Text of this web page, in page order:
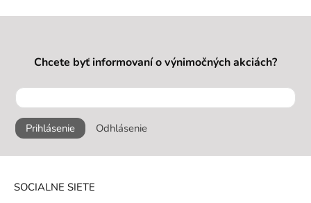
Chcete byť informovaní o výnimočných akciách?
Prihlásenie Odhlásenie
SOCIALNE SIETE